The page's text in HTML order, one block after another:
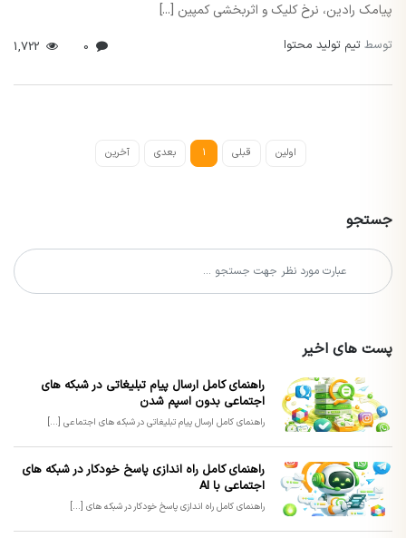
پیامک رادین، نرخ کلیک و اثربخشی کمپین [...]
توسط تیم تولید محتوا
اولین قبلی 1 بعدی آخرین
جستجو
پست های اخیر
راهنمای کامل ارسال پیام تبلیغاتی در شبکه های
اجتماعی بدون اسپم شدن
راهنمای کامل ارسال پیام تبلیغاتی در شبکه های اجتماعی [...]
راهنمای کامل راه اندازی پاسخ خودکار در شبکه های
اجتماعی با AI
راهنمای کامل راه اندازی پاسخ خودکار در شبکه های [...]